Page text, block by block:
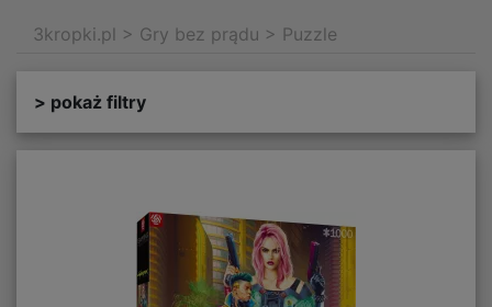
3kropki.pl > Gry bez prądu > Puzzle
> pokaż filtry